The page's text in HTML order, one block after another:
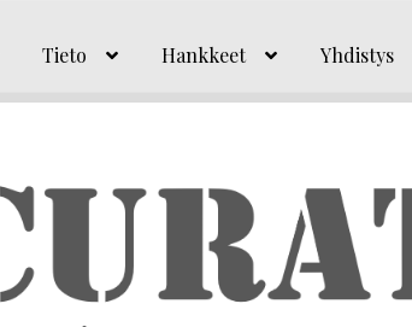
Tieto Hankkeet Yhdistys